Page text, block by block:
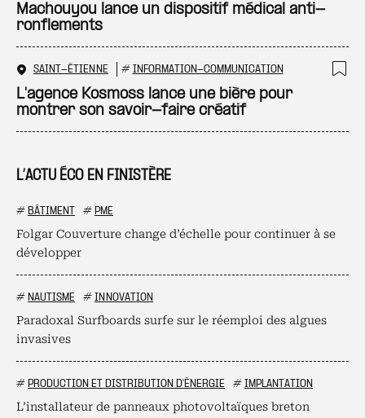
L’ACTU ÉCO EN FINISTÈRE
# BÂTIMENT # PME
Folgar Couverture change d’échelle pour continuer à se
développer
# NAUTISME # INNOVATION
Paradoxal Surfboards surfe sur le réemploi des algues
invasives
# PRODUCTION ET DISTRIBUTION D'ÉNERGIE # IMPLANTATION
L’installateur de panneaux photovoltaïques breton
Machouyou lance un dispositif médical anti-
ronflements
SAINT-ÉTIENNE # INFORMATION-COMMUNICATION
L'agence Kosmoss lance une bière pour
montrer son savoir-faire créatif